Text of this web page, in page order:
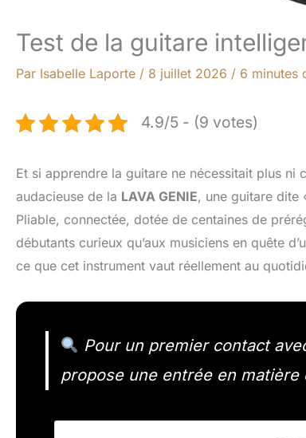
Test de la guitare
Par Isabelle Laporte / 8 juillet 2026 / 6 minutes
4.9/5 - (9 votes)
Et si apprendre la guitare ne nécessitait plus ni
audacieuse de la LAVA GENIE, une guitare dite
Pliable, connectée, dotée de centaines de
débutants curieux qu’aux musiciens en quête
ce que cet instrument vaut réellement au
Pour un premier contact
propose une entrée en